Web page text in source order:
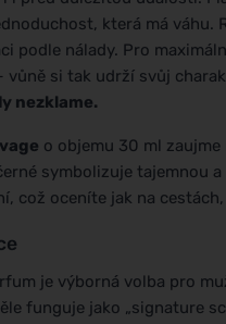
která má váhu.
podle nálady. Pro
vůně si tak udrží svůj
nezklame.
o objemu 30 ml
symbolizuje tajemnou
což oceníte jak na
je výborná volba pro
funguje jako „signature